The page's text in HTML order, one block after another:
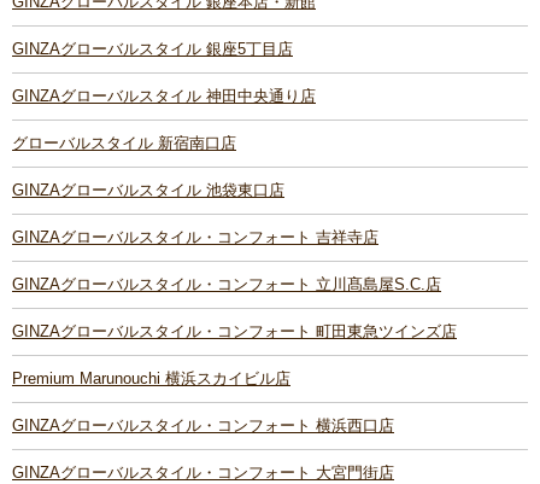
GINZAグローバルスタイル 銀座5丁目店
GINZAグローバルスタイル 神田中央通り店
グローバルスタイル 新宿南口店
GINZAグローバルスタイル 池袋東口店
GINZAグローバルスタイル・コンフォート 吉祥寺店
GINZAグローバルスタイル・コンフォート 立川髙島屋S.C.店
GINZAグローバルスタイル・コンフォート 町田東急ツインズ店
Premium Marunouchi 横浜スカイビル店
GINZAグローバルスタイル・コンフォート 横浜西口店
GINZAグローバルスタイル・コンフォート 大宮門街店